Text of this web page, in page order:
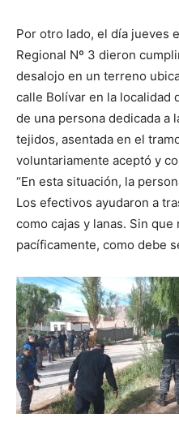
Por otro lado, el día jueves
Regional Nº 3 dieron
desalojo en un terreno
calle Bolívar en la localidad
de una persona dedicada a
tejidos, asentada en el
voluntariamente aceptó y
“En esta situación, la
Los efectivos ayudaron a
como cajas y lanas. Sin que
pacíficamente, como debe